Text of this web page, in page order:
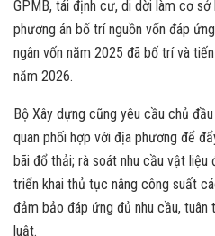
GPMB, tái định cư, di dời làm cơ
phương án bố trí nguồn vốn đáp
ngân vốn năm 2025 đã bố trí và
năm 2026.
Bộ Xây dựng cũng yêu cầu chủ
quan phối hợp với địa phương để
bãi đổ thải; rà soát nhu cầu vật
triển khai thủ tục nâng công suất
đảm bảo đáp ứng đủ nhu cầu, tuân
luật.